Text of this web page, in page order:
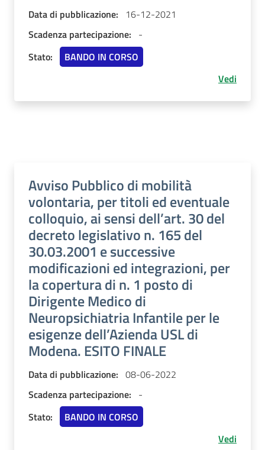
Data di pubblicazione:
16-12-2021
Scadenza partecipazione: -
Stato:
BANDO IN CORSO
Vedi
Avviso Pubblico di mobilità
volontaria, per titoli ed eventuale
colloquio, ai sensi dell’art. 30 del
decreto legislativo n. 165 del
30.03.2001 e successive
modificazioni ed integrazioni, per
la copertura di n. 1 posto di
Dirigente Medico di
Neuropsichiatria Infantile per le
esigenze dell’Azienda USL di
Modena. ESITO FINALE
Data di pubblicazione: 08-06-2022
Scadenza partecipazione: -
Stato:
BANDO IN CORSO
Vedi